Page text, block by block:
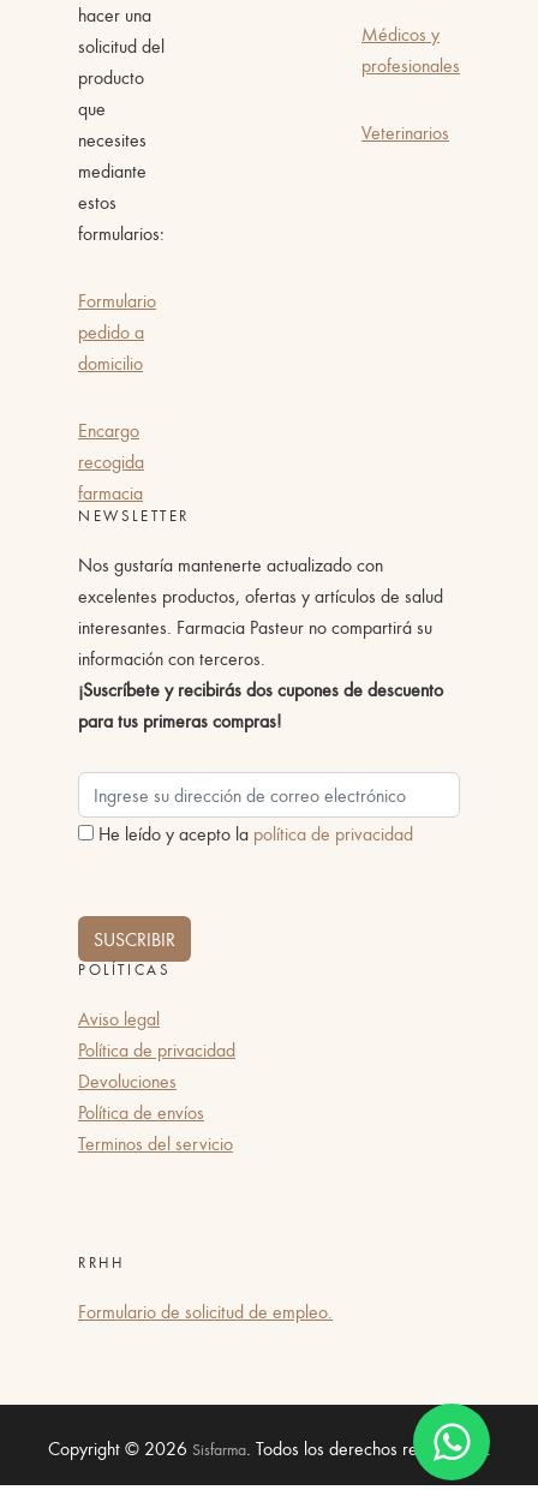
hacer una
solicitud del
producto
que
necesites
mediante
estos
formularios:
Formulario
pedido a
domicilio
Encargo
recogida
farmacia
Médicos y
profesionales
Veterinarios
NEWSLETTER
Nos gustaría mantenerte actualizado con
excelentes productos, ofertas y artículos de salud
interesantes. Farmacia Pasteur no compartirá su
información con terceros.
¡Suscríbete y recibirás dos cupones de descuento
para tus primeras compras!
He leído y acepto la política de privacidad
SUSCRIBIR
POLÍTICAS
Aviso legal
Política de privacidad
Devoluciones
Política de envíos
Terminos del servicio
RRHH
Formulario de solicitud de empleo.
Copyright © 2026 Sisfarma. Todos los derechos reservados.